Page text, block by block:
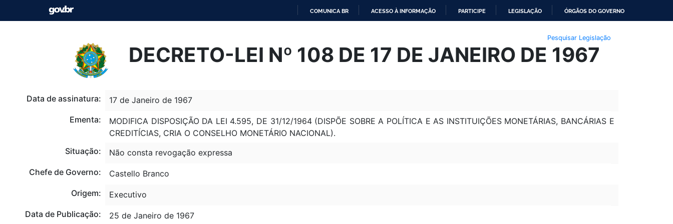
CONTEÚDO
COMUNICA BR ACESSO À INFORMAÇÃO PARTICIPE LEGISLAÇÃO ÓRGÃOS DO GOVERNO
Pesquisar Legislação
DECRETO-LEI Nº 108 DE 17 DE JANEIRO DE 1967
Data de assinatura:
17 de Janeiro de 1967
Ementa:
MODIFICA DISPOSIÇÃO DA LEI 4.595, DE 31/12/1964 (DISPÕE SOBRE A POLÍTICA E AS INSTITUIÇÕES MONETÁRIAS, BANCÁRIAS E
CREDITÍCIAS, CRIA O CONSELHO MONETÁRIO NACIONAL).
Situação:
Não consta revogação expressa
Chefe de Governo:
Castello Branco
Origem:
Executivo
Data de Publicação:
25 de Janeiro de 1967